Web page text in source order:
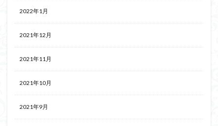
2022年1月
2021年12月
2021年11月
2021年10月
2021年9月